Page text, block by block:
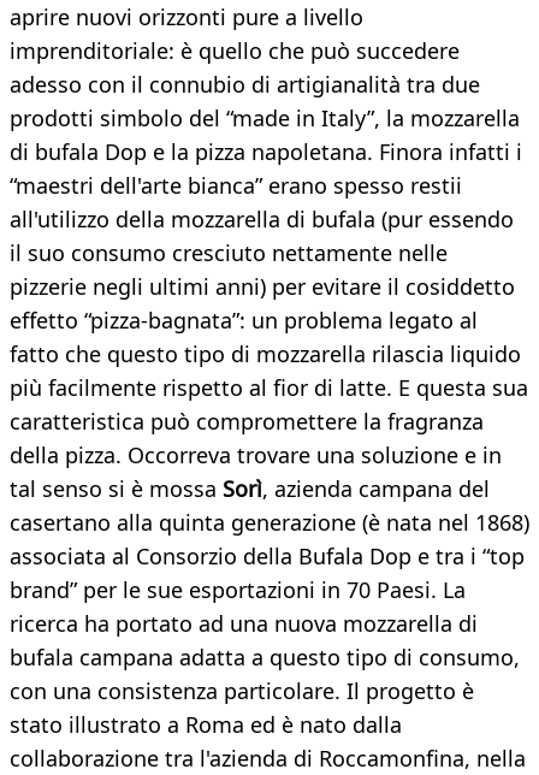
aprire nuovi orizzonti pure a livello
imprenditoriale: è quello che può succedere
adesso con il connubio di artigianalità tra due
prodotti simbolo del “made in Italy”, la mozzarella
di bufala Dop e la pizza napoletana. Finora infatti i
“maestri dell'arte bianca” erano spesso restii
all'utilizzo della mozzarella di bufala (pur essendo
il suo consumo cresciuto nettamente nelle
pizzerie negli ultimi anni) per evitare il cosiddetto
effetto “pizza-bagnata”: un problema legato al
fatto che questo tipo di mozzarella rilascia liquido
più facilmente rispetto al fior di latte. E questa sua
caratteristica può compromettere la fragranza
della pizza. Occorreva trovare una soluzione e in
tal senso si è mossa Sorì, azienda campana del
casertano alla quinta generazione (è nata nel 1868)
associata al Consorzio della Bufala Dop e tra i “top
brand” per le sue esportazioni in 70 Paesi. La
ricerca ha portato ad una nuova mozzarella di
bufala campana adatta a questo tipo di consumo,
con una consistenza particolare. Il progetto è
stato illustrato a Roma ed è nato dalla
collaborazione tra l'azienda di Roccamonfina, nella